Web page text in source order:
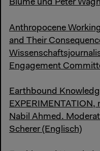
Blume und Peter
Anthropocene
and Their
Engagement
Earthbound
EXPERIMENTATION,
Nabil Ahmed.
Scherer (Englisch)